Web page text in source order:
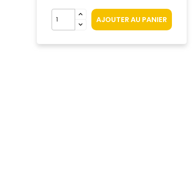
AJOUTER AU PANIER